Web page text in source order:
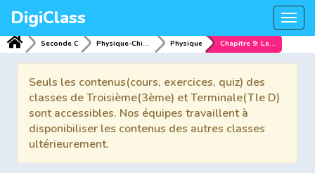
DigiClass
Seconde C Physique-Chimie Physique Chapitre 9: Les conducteurs ohmiques
Seuls les contenus(cours, exercices, quiz) des
classes de Troisième(3ème) et Terminale(Tle D)
sont accessibles. Nos équipes travaillent à
disponibiliser les contenus des autres classes
ultérieurement.